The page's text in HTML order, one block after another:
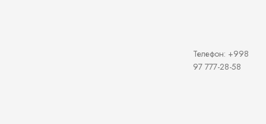
Телефон: +998
97 777-28-58